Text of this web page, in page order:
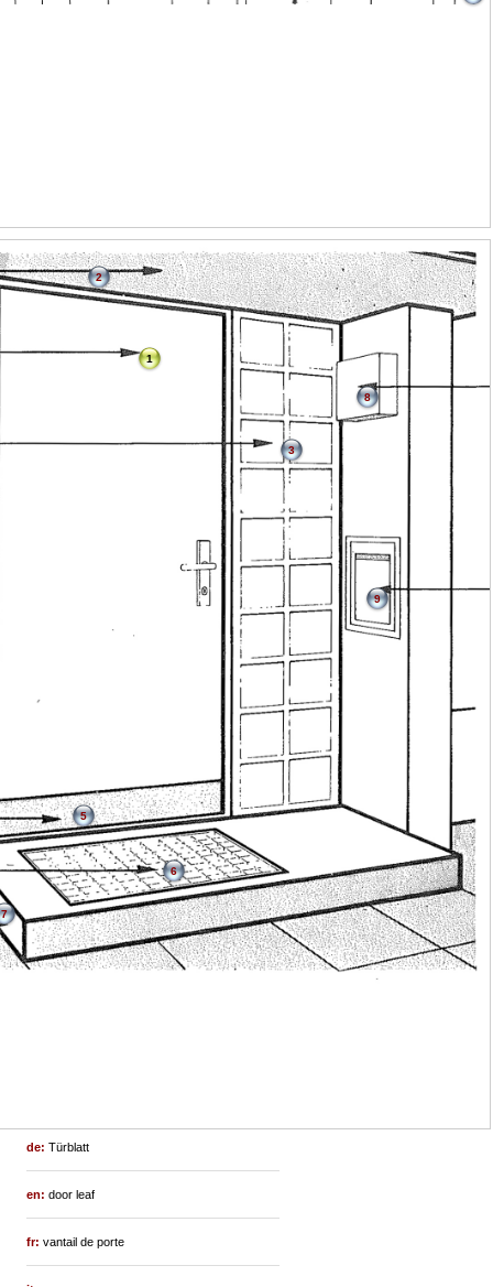
1
2
3
5
6
7
8
9
de:Türblatt
en:door leaf
fr:vantail de porte